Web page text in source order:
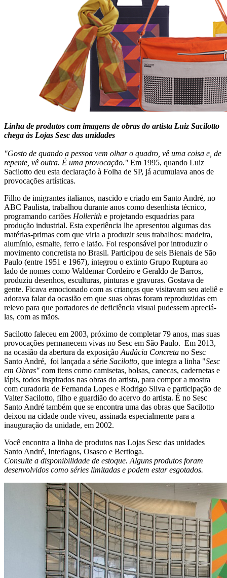
Linha de produtos com imagens de obras do artista Luiz Sacilotto
chega às Lojas Sesc das unidades
"Gosto de quando a pessoa vem olhar o quadro, vê uma coisa e, de
repente, vê outra. É uma provocação." Em 1995, quando Luiz
Sacilotto deu esta declaração à Folha de SP, já acumulava anos de
provocações artísticas.
Filho de imigrantes italianos, nascido e criado em Santo André, no
ABC Paulista, trabalhou durante anos como desenhista técnico,
programando cartões Hollerith e projetando esquadrias para
produção industrial. Esta experiência lhe apresentou algumas das
matérias-primas com que viria a produzir seus trabalhos: madeira,
alumínio, esmalte, ferro e latão. Foi responsável por introduzir o
movimento concretista no Brasil. Participou de seis Bienais de São
Paulo (entre 1951 e 1967), integrou o extinto Grupo Ruptura ao
lado de nomes como Waldemar Cordeiro e Geraldo de Barros,
produziu desenhos, esculturas, pinturas e gravuras. Gostava de
gente. Ficava emocionado com as crianças que visitavam seu ateliê e
adorava falar da ocasião em que suas obras foram reproduzidas em
relevo para que portadores de deficiência visual pudessem apreciá-
las, com as mãos.
Sacilotto faleceu em 2003, próximo de completar 79 anos, mas suas
provocações permanecem vivas no Sesc em São Paulo. Em 2013,
na ocasião da abertura da exposição Audácia Concreta no Sesc
Santo André, foi lançada a série Sacilotto, que integra a linha "Sesc
em Obras" com itens como camisetas, bolsas, canecas, cadernetas e
lápis, todos inspirados nas obras do artista, para compor a mostra
com curadoria de Fernanda Lopes e Rodrigo Silva e participação de
Valter Sacilotto, filho e guardião do acervo do artista. É no Sesc
Santo André também que se encontra uma das obras que Sacilotto
deixou na cidade onde viveu, assinada especialmente para a
inauguração da unidade, em 2002.
Você encontra a linha de produtos nas Lojas Sesc das unidades
Santo André, Interlagos, Osasco e Bertioga.
Consulte a disponibilidade de estoque. Alguns produtos foram
desenvolvidos como séries limitadas e podem estar esgotados.